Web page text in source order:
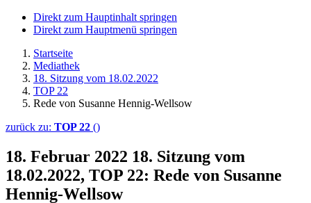
Direkt zum Hauptinhalt springen
Direkt zum Hauptmenü springen
Startseite
Mediathek
18. Sitzung vom 18.02.2022
TOP 22
Rede von Susanne Hennig-Wellsow
zurück zu: TOP 22 ()
18. Februar 2022 18. Sitzung vom
18.02.2022, TOP 22: Rede von Susanne
Hennig-Wellsow